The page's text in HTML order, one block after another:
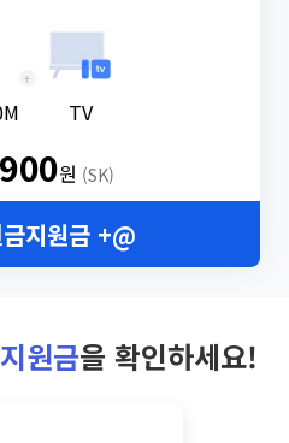
+
TV
원 (SK)
지원금 +@
원금을 확인하세요!